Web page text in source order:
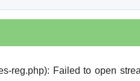
reg.php): Failed to open